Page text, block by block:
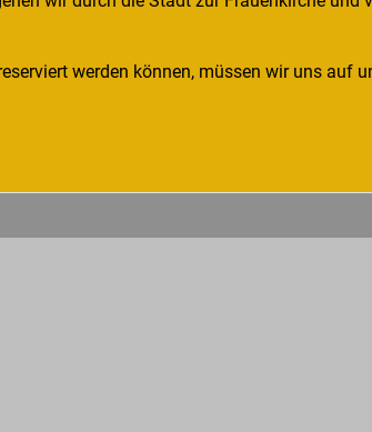
werden können, müssen wir uns auf